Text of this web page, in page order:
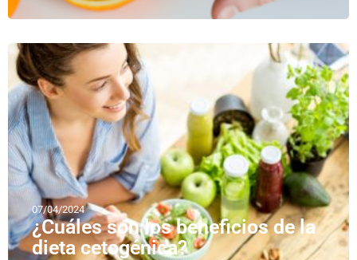
07/04/2024
¿Cuáles son los beneficios de la
dieta cetogénica?